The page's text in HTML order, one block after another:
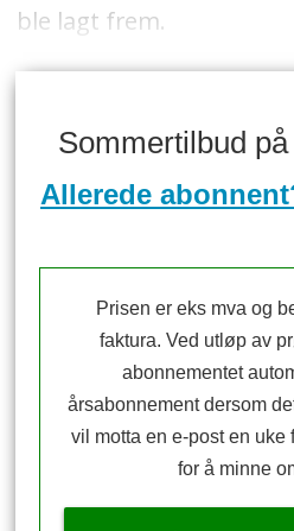
ble lagt frem.
Sommertilbud
Allerede
Prisen er eks mva og
faktura. Ved utløp av
abonnementet
årsabonnement dersom
vil motta en e-post en
for å minne